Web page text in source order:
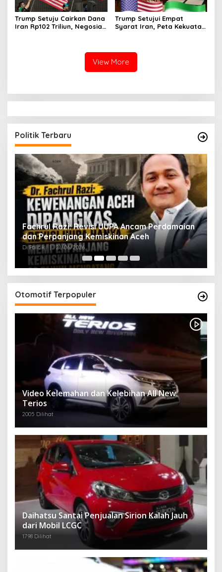
Trump Setuju Cairkan Dana
Iran Rp102 Triliun, Negosiasi
Trump Setujui Empat
Syarat Iran, Peta Kekuatan
View More
Politik Terbaru
Fachrul Razi: Revisi UUPA Ancam Perdamaian
dan Perpanjang Kemiskinan Aceh
Di Politik 21/06/2026
Otomotif Terpopuler
Video Kelemahan dan Kelebihan All New
Terios
2005 Dilihat
Daihatsu Santai Penjualan Sirion Kalah Jauh
dari Mobil LCGC
1798 Dilihat